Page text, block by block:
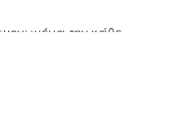
την κάθε